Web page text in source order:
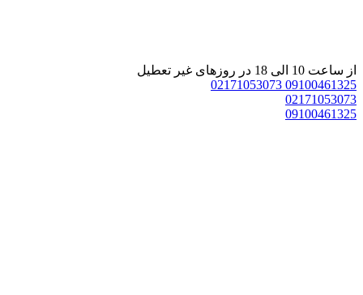
از ساعت 10 الی 18 در روزهای غیر تعطیل
09100461325
02171053073
02171053073
09100461325